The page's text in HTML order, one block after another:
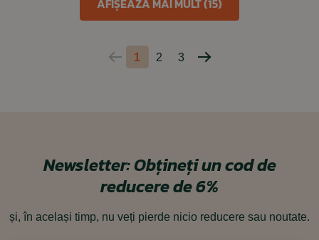
Pagina
1 2 3
Pagina
AFIȘEAZĂ MAI MULT (15)
Newsletter:Obțineți un cod de
reducere de 6%
și, în același timp, nu veți pierde nicio reducere sau noutate.